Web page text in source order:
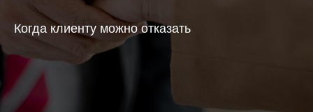
Когда клиенту можно отказать